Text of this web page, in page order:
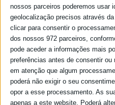
nossos parceiros poderemos usar
geolocalização precisos através
clicar para consentir o
dos nossos 972 parceiros,
pode aceder a informações mais
preferências antes de consentir ou
em atenção que algum
poderá não exigir o seu
opor a esse processamento. As
apenas a este website. Poderá